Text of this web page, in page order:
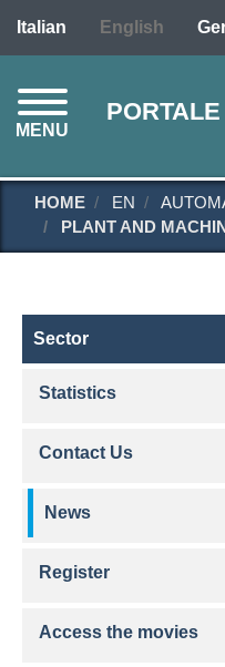
Italian English
MENU
HOME EN
PLANT AND
Il settore TEC
Sector
Statistics
Contact Us
News
Register
Access the movies